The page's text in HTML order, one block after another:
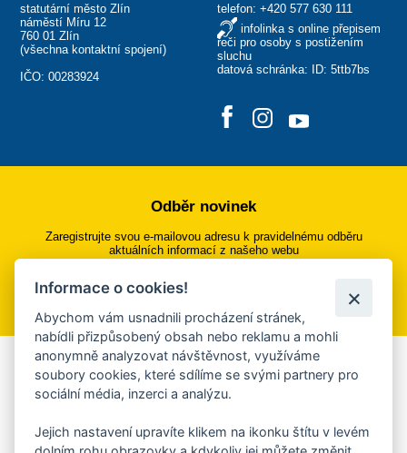
statutární město Zlín
náměstí Míru 12
760 01 Zlín
(všechna kontaktní spojení)
IČO: 00283924
telefon: +420 577 630 111
infolinka s online přepisem
řeči pro osoby s postižením
sluchu
datová schránka: ID: 5ttb7bs
Odběr novinek
Zaregistrujte svou e-mailovou adresu k pravidelnému odběru
aktuálních informací z našeho webu
Přihlásit se k odběru
Aplikace Mobilní rozhlas
Chcete dostávat do svého mobilu či mailu upozornění na
ankety, pozvánky na kulturní a sportovní akce?
Informace o cookies!
Abychom vám usnadnili procházení stránek,
nabídli přizpůsobený obsah nebo reklamu a mohli
anonymně analyzovat návštěvnost, využíváme
soubory cookies, které sdílíme se svými partnery pro
sociální média, inzerci a analýzu.
Jejich nastavení upravíte klikem na ikonku štítu v levém